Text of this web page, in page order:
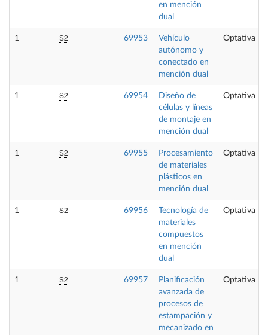
en mención
dual
1 S2 69953
Vehículo
autónomo y
conectado en
mención dual
Optativa
1 S2 69954
Diseño de
células y líneas
de montaje en
mención dual
Optativa
1 S2 69955
Procesamiento
de materiales
plásticos en
mención dual
Optativa
1 S2 69956
Tecnología de
materiales
compuestos
en mención
dual
Optativa
1 S2 69957
Planificación
avanzada de
procesos de
estampación y
mecanizado en
Optativa